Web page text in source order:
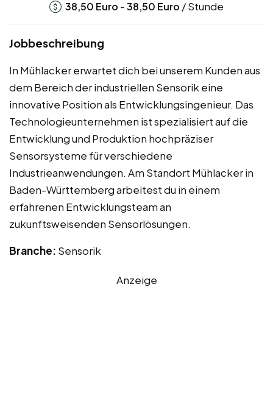
38,50 Euro -38,50 Euro / Stunde
Jobbeschreibung
In Mühlacker erwartet dich bei unserem Kunden aus
dem Bereich der industriellen Sensorik eine
innovative Position als Entwicklungsingenieur. Das
Technologieunternehmen ist spezialisiert auf die
Entwicklung und Produktion hochpräziser
Sensorsysteme für verschiedene
Industrieanwendungen. Am Standort Mühlacker in
Baden-Württemberg arbeitest du in einem
erfahrenen Entwicklungsteam an
zukunftsweisenden Sensorlösungen.
Branche: Sensorik
Anzeige